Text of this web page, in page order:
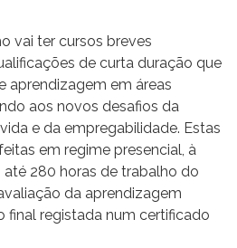
vai ter cursos breves
de curta duração que
aprendizagem em áreas
aos novos desafios da
e da empregabilidade. Estas
em regime presencial, à
280 horas de trabalho do
da aprendizagem
final registada num certificado